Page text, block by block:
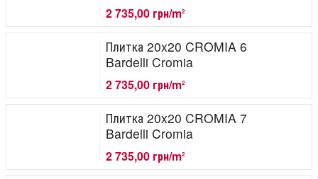
2 735,00 грн/m2
Плитка 20x20 CROMIA 6
Bardelli Cromia
2 735,00 грн/m2
Плитка 20x20 CROMIA 7
Bardelli Cromia
2 735,00 грн/m2